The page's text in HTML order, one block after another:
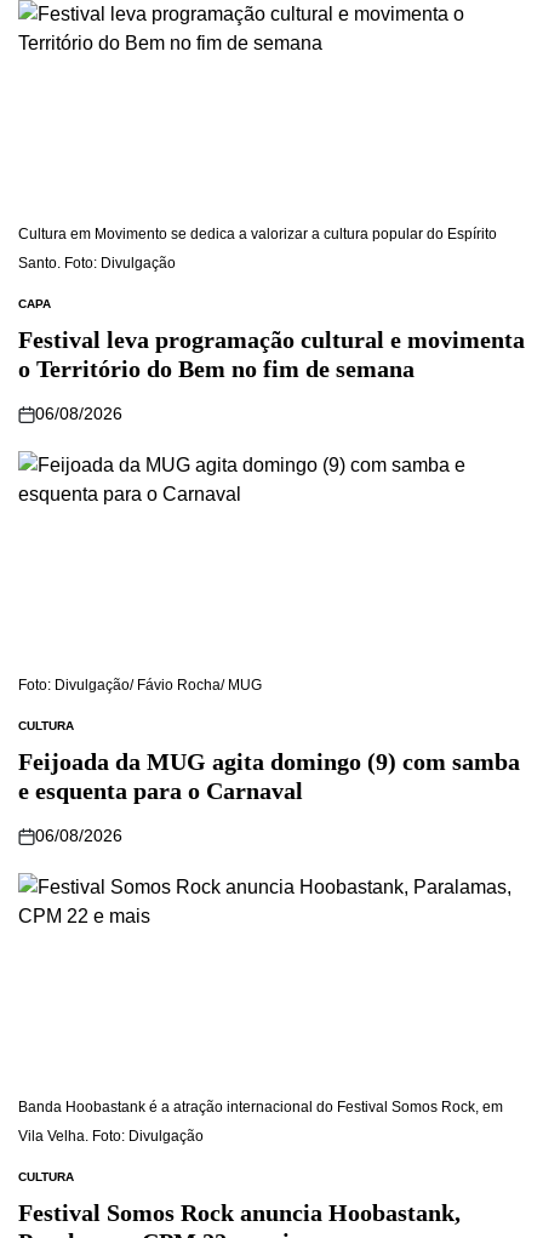
Cultura em Movimento se dedica a valorizar a cultura popular do Espírito
Santo. Foto: Divulgação
CAPA
Festival leva programação cultural e movimenta
o Território do Bem no fim de semana
06/08/2026
Foto: Divulgação/ Fávio Rocha/ MUG
CULTURA
Feijoada da MUG agita domingo (9) com samba
e esquenta para o Carnaval
06/08/2026
Banda Hoobastank é a atração internacional do Festival Somos Rock, em
Vila Velha. Foto: Divulgação
CULTURA
Festival Somos Rock anuncia Hoobastank,